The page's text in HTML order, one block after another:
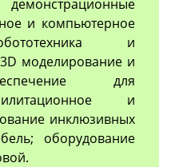
и компьютерное
и
моделирование и
для
и
инклюзивных
оборудование